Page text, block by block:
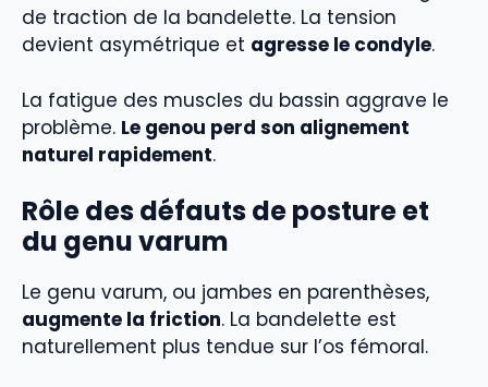
de traction de la bandelette. La tension
devient asymétrique et agresse le condyle.
La fatigue des muscles du bassin aggrave le
problème. Le genou perd son alignement
naturel rapidement.
Rôle des défauts de posture et
du genu varum
Le genu varum, ou jambes en parenthèses,
augmente la friction. La bandelette est
naturellement plus tendue sur l’os fémoral.